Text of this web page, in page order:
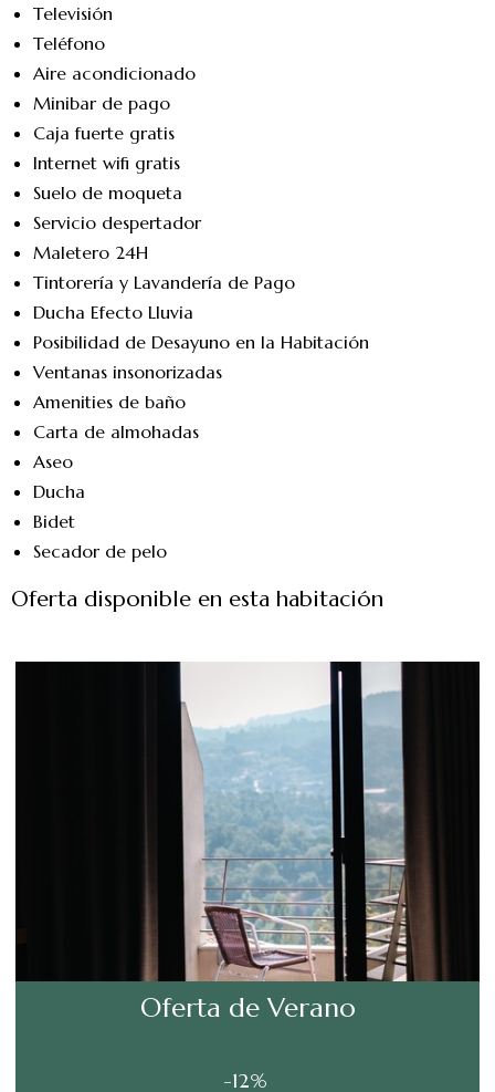
Televisión
Teléfono
Aire acondicionado
Minibar de pago
Caja fuerte gratis
Internet wifi gratis
Suelo de moqueta
Servicio despertador
Maletero 24H
Tintorería y Lavandería de Pago
Ducha Efecto Lluvia
Posibilidad de Desayuno en la Habitación
Ventanas insonorizadas
Amenities de baño
Carta de almohadas
Aseo
Ducha
Bidet
Secador de pelo
Oferta disponible en esta habitación
Oferta de Verano
-12%